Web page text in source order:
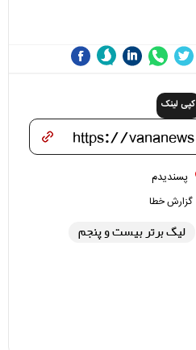
کپی لینک
پسندیدم
گزارش خطا
لیگ برتر بیست و پنجم